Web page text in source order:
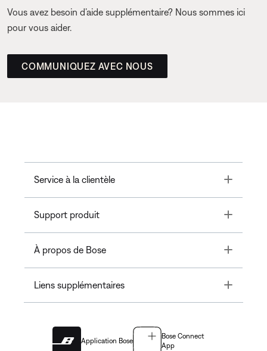
Vous avez besoin d’aide supplémentaire? Nous sommes ici
pour vous aider.
COMMUNIQUEZ AVEC NOUS
Service à la clientèle Toggle
Support produit Toggle
À propos de Bose Toggle
Liens supplémentaires Toggle
Application Bose
Bose Connect
App